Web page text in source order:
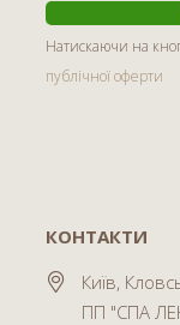
Натискаючи на
публічної оферти
КОНТАКТИ
Київ,
ПП "СПА